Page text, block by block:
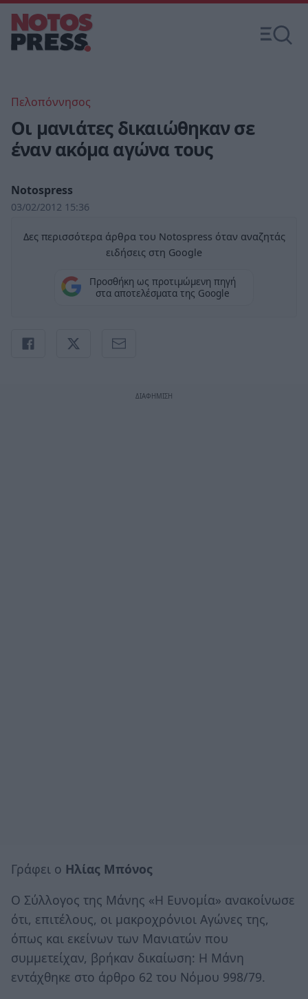
Πελοπόννησος
Οι μανιάτες δικαιώθηκαν σε
έναν ακόμα αγώνα τους
Notospress
03/02/2012 15:36
Δες περισσότερα άρθρα του Notospress όταν αναζητάς
ειδήσεις στη Google
Προσθήκη ως προτιμώμενη πηγή
στα αποτελέσματα της Google
Γράφει ο Ηλίας Μπόνος
Ο Σύλλογος της Μάνης «Η Ευνομία» ανακοίνωσε
ότι, επιτέλους, οι μακροχρόνιοι Αγώνες της,
όπως και εκείνων των Μανιατών που
συμμετείχαν, βρήκαν δικαίωση: Η Μάνη
εντάχθηκε στο άρθρο 62 του Νόμου 998/79.